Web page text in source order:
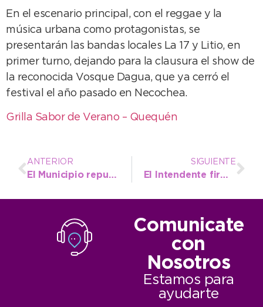
En el escenario principal, con el reggae y la
música urbana como protagonistas, se
presentarán las bandas locales La 17 y Litio, en
primer turno, dejando para la clausura el show de
la reconocida Vosque Dagua, que ya cerró el
festival el año pasado en Necochea.
Grilla Sabor de Verano – Quequén
ANTERIOR
El Municipio repudia enérgicamente los actos de vandalismo contra el pesebre de Quequén
SIGUIENTE
El Intendente firmó un compromiso para la conformación de una Unidad de Procuración de Órganos
Comunicate
con
Nosotros
Estamos para
ayudarte